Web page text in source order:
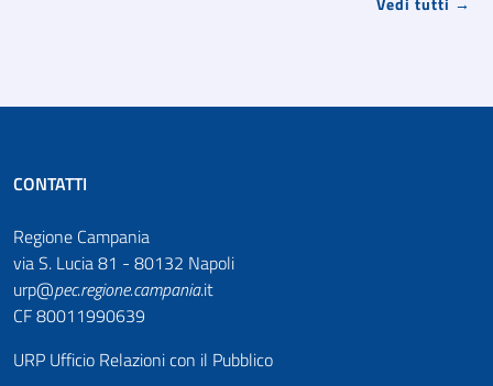
CONTATTI
Regione Campania
via S. Lucia 81 - 80132 Napoli
urp@pec.regione.campania.it
CF 80011990639
URP Ufficio Relazioni con il Pubblico